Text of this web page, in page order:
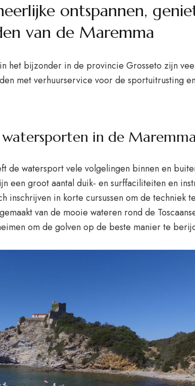
ontspannen,
van de Maremma
het bijzonder in de provincie Grosseto zijn
met verhuurservice voor de sportuitrusting
in de Maremma
de watersport vele volgelingen binnen en
een groot aantal duik- en surffaciliteiten en
inschrijven in korte cursussen om de techniek
van de mooie wateren rond de
om de golven op de beste manier te